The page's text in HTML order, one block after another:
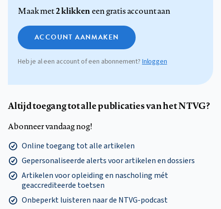
Maak met2 klikkeneen gratis account aan
ACCOUNT AANMAKEN
Heb je al een account of een abonnement?Inloggen
Altijd toegang tot alle publicaties van het NTVG?
Abonneer vandaag nog!
Online toegang tot alle artikelen
Gepersonaliseerde alerts voor artikelen en dossiers
Artikelen voor opleiding en nascholing mét
geaccrediteerde toetsen
Onbeperkt luisteren naar de NTVG-podcast